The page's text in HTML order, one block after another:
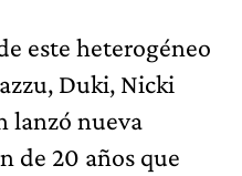
este heterogéneo
Duki, Nicki
lanzó nueva
de 20 años que